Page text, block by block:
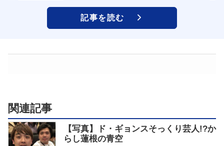
記事を読む
関連記事
【写真】ド・ギョンスそっくり芸人!?か
らし蓮根の青空